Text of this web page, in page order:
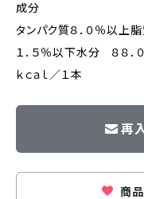
成分
タンパク質８．０％以上
１．５％以下水分 ８８
ｋｃａｌ／１本
再
商